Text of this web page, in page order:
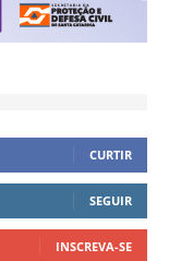
CURTIR
SEGUIR
INSCREVA-SE